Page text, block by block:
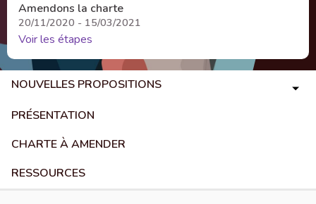
Amendons la charte
20/11/2020 - 15/03/2021
Voir les étapes
NOUVELLES PROPOSITIONS
PRÉSENTATION
CHARTE À AMENDER
RESSOURCES